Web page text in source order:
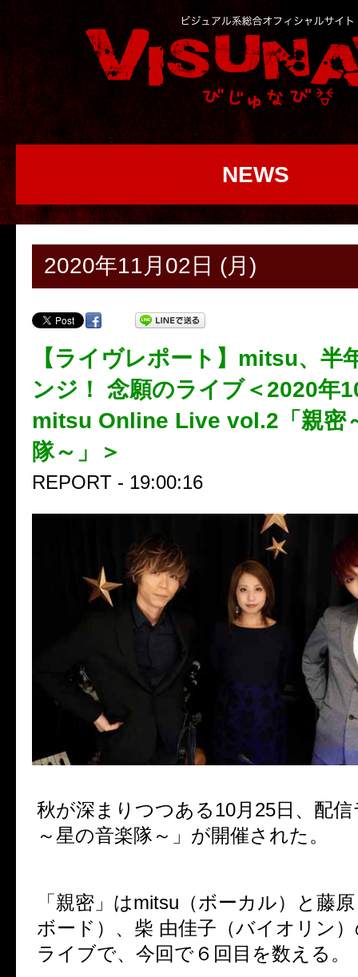
NEWS
2020年11月02日 (月)
【ライヴレポート】mitsu、半
ンジ！ 念願のライブ＜2020年
mitsu Online Live vol.2「親密
隊～」＞
REPORT - 19:00:16
秋が深まりつつある10月 25日、配
～星の音楽隊～」が開催された。
「親密」はmitsu （ボーカル）と藤
ボード）、柴 由佳子（バイオリン
ライブで、今回で６回目を数える。